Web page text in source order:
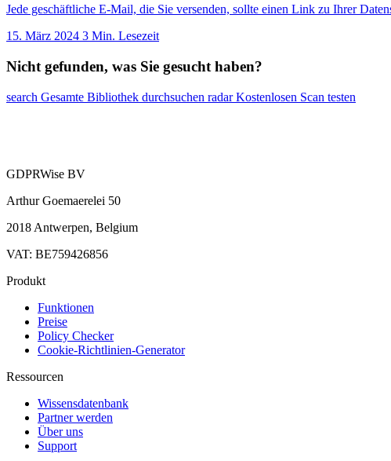
Jede geschäftliche E-Mail, die Sie versenden, sollte einen Link zu Ihrer
15. März 2024 3 Min. Lesezeit
Nicht gefunden, was Sie gesucht haben?
search Gesamte Bibliothek durchsuchen radarKostenlosen Scan testen
GDPRWise BV
Arthur Goemaerelei 50
2018 Antwerpen, Belgium
VAT: BE759426856
Produkt
Funktionen
Preise
Policy Checker
Cookie-Richtlinien-Generator
Ressourcen
Wissensdatenbank
Partner werden
Über uns
Support